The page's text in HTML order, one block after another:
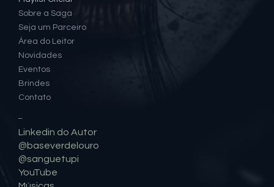
Sobre a Saga
Seja um Parceiro
Área do Leitor
Novidades
Eventos
Brindes
Contato
Linkedin do Autor
@baseverdelouro
@sanguetupi
YouTube